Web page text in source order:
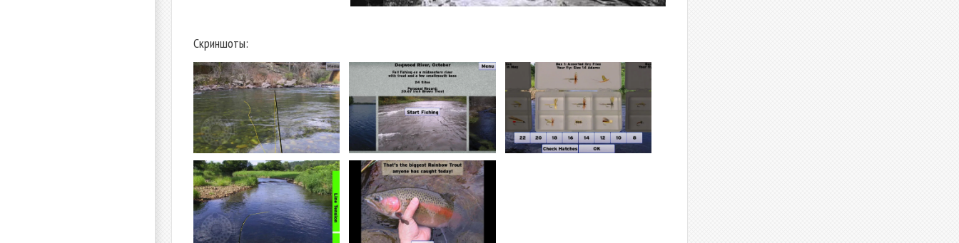
Скриншоты: